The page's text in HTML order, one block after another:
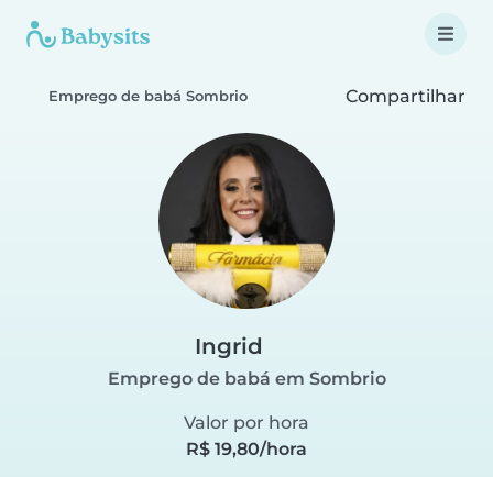
Emprego de babá Sombrio Compartilhar
Ingrid
Emprego de babá em Sombrio
Valor por hora
R$ 19,80/hora